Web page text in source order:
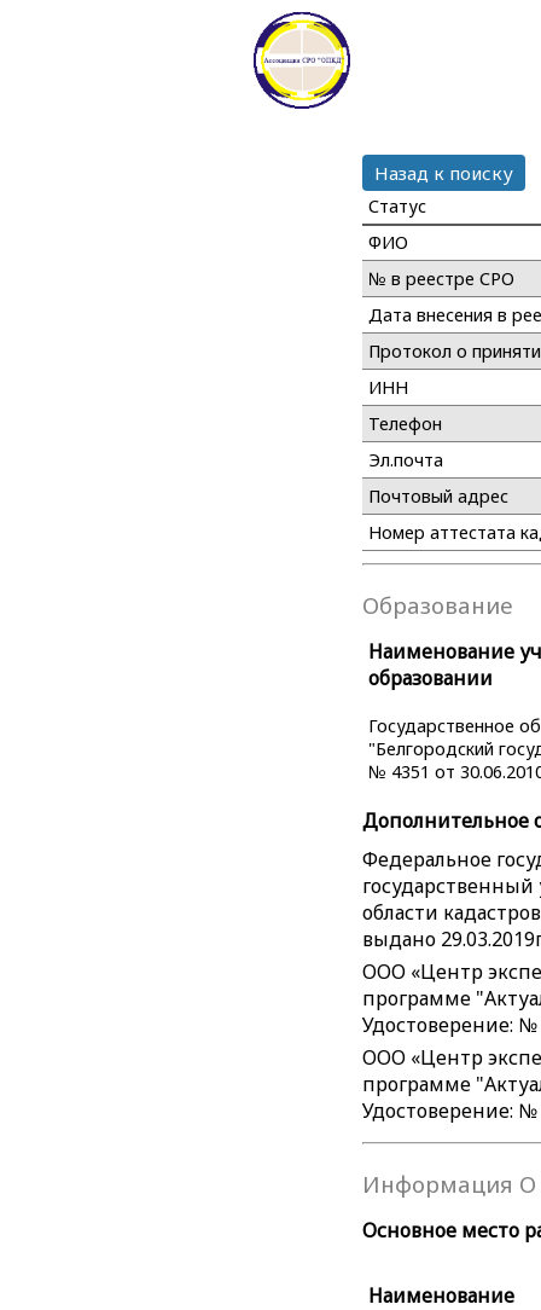
Назад к поиску
Статус
ФИО
№ в реестре СРО
Дата внесения в
Протокол о
ИНН
Телефон
Эл.почта
Почтовый адрес
Номер аттестата
Образование
Наименование
образовании
Государственное
"Белгородский
№ 4351 от
Дополнительное
Федеральное
области
выдано
ООО «Центр
программе
Удостоверение: №
ООО «Центр
программе
Удостоверение: №
Информация О
Основное место
Наименование